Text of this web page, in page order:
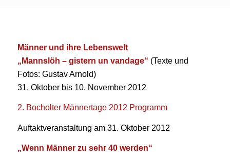
Männer und ihre Lebenswelt
„Mannslöh – gistern un vandage“ (Texte und
Fotos: Gustav Arnold)
31. Oktober bis 10. November 2012
2. Bocholter Männertage 2012 Programm
Auftaktveranstaltung am 31. Oktober 2012
„Wenn Männer zu sehr 40 werden“